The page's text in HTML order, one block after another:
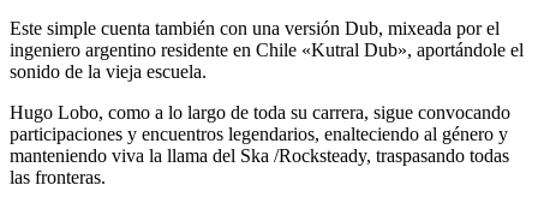
Este simple cuenta también con una versión Dub, mixeada por el
ingeniero argentino residente en Chile «Kutral Dub», aportándole el
sonido de la vieja escuela.
Hugo Lobo, como a lo largo de toda su carrera, sigue convocando
participaciones y encuentros legendarios, enalteciendo al género y
manteniendo viva la llama del Ska /Rocksteady, traspasando todas
las fronteras.